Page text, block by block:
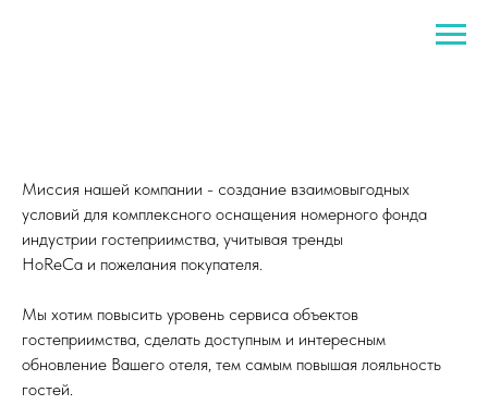
Миссия нашей компании - создание взаимовыгодных
условий для комплексного оснащения номерного фонда
индустрии гостеприимства, учитывая тренды
HoReCa и пожелания покупателя.
Мы хотим повысить уровень сервиса объектов
гостеприимства, сделать доступным и интересным
обновление Вашего отеля, тем самым повышая лояльность
гостей.